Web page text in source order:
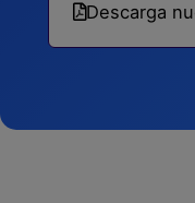
Descarga